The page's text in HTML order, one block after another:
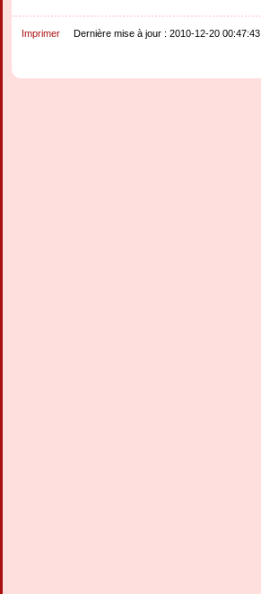
Imprimer Dernière mise à jour : 2010-12-20 00:47:43